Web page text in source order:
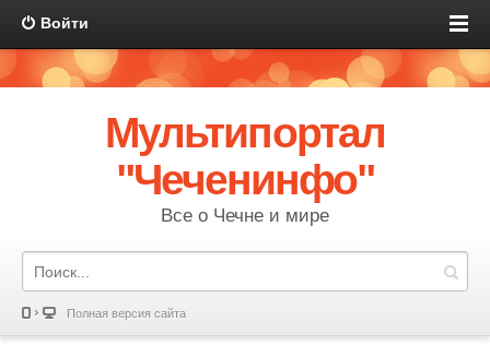
Войти
Мультипортал
"Чеченинфо"
Все о Чечне и мире
Полная версия сайта